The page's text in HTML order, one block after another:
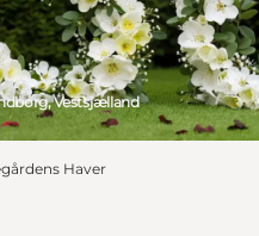
Vestsjælland
Haver